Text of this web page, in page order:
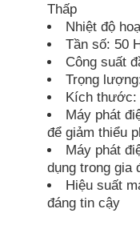
bơm nước thải
Thấp
Nhiệt độ
Tần số: 50
Công suất
Trọng
Kích thước:
Máy phát
để giảm thiểu
Máy phát
dụng trong gia
Hiệu suất
đáng tin cậy